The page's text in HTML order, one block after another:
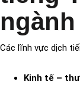
Các lĩnh vực dịch
Kinh tế –